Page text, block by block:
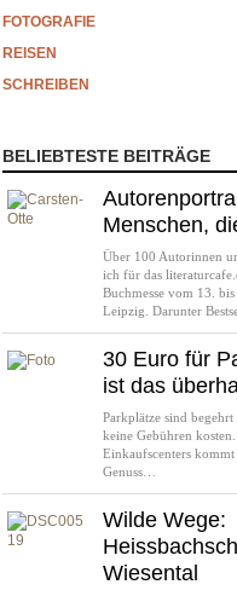
FOTOGRAFIE
REISEN
SCHREIBEN
BELIEBTESTE BEITRÄGE
Menschen,
Über 100 Autorinnen
ich für das
Buchmesse vom 13.
Leipzig. Darunter
30 Euro für
ist das
Parkplätze sind
keine Gebühren
Einkaufscenters
Genuss…
Wilde Wege:
Wiesental